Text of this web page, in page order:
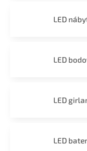
LED
LED
LED
LED